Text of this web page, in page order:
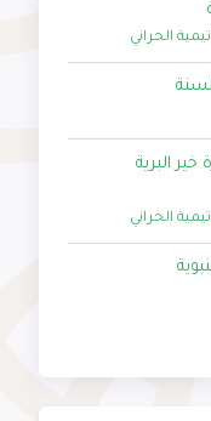
الحراني
خير البرية
الحراني